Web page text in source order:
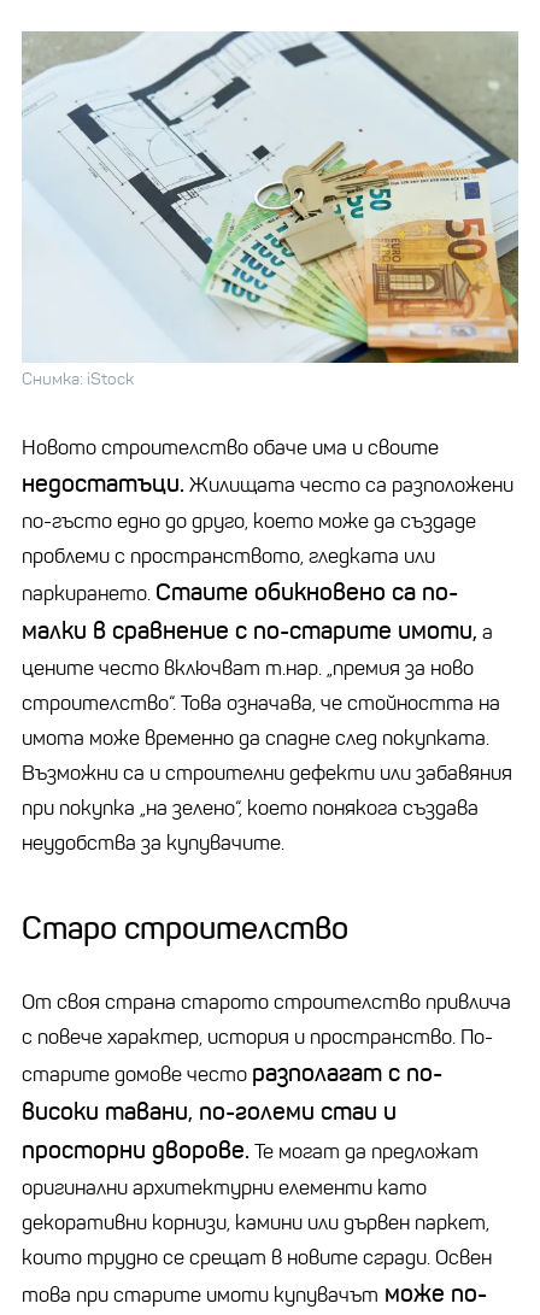
Снимка: iStock
Новото строителство обаче има и своите
недостатъци. Жилищата често са разположени
по-гъсто едно до друго, което може да създаде
проблеми с пространството, гледката или
паркирането. Стаите обикновено са по-
малки в сравнение с по-старите имоти, а
цените често включват т.нар. „премия за ново
строителство“. Това означава, че стойността на
имота може временно да спадне след покупката.
Възможни са и строителни дефекти или забавяния
при покупка „на зелено“, което понякога създава
неудобства за купувачите.
Старо строителство
От своя страна старото строителство привлича
с повече характер, история и пространство. По-
старите домове често разполагат с по-
високи тавани, по-големи стаи и
просторни дворове. Те могат да предложат
оригинални архитектурни елементи като
декоративни корнизи, камини или дървен паркет,
които трудно се срещат в новите сгради. Освен
това при старите имоти купувачът може по-